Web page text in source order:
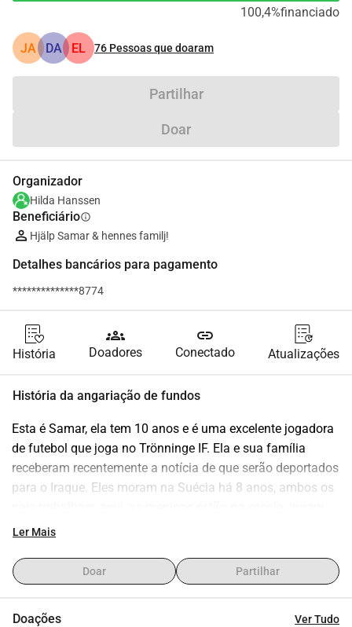
100,4%financiado
JA DA EL 76 Pessoas que doaram
Partilhar
Doar
Organizador
Hilda Hanssen
Beneficiárioinfo
Hjälp Samar & hennes familj!
Detalhes bancários para pagamento
**************8774
História
groups
Doadores
link
Conectado Atualizações
História da angariação de fundos
Esta é Samar, ela tem 10 anos e é uma excelente jogadora
de futebol que joga no Trönninge IF. Ela e sua família
receberam recentemente a notícia de que serão deportados
para o Iraque. Eles moram na Suécia há 8 anos, ambos os
futebol e construíram uma vida aqui.
permissão para trabalhar na Suécia. Enquanto esperam a
decisão sobre o pedido para interromper a deportação, eles
Ler Mais
Doar Partilhar
Doações Ver Tudo